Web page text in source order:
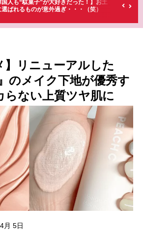
そんなものまで買っていくの？】日本のド
ストで韓国人が買うものがちょっと…
】リニューアルした
のメイク下地が優秀す
ない上質ツヤ肌に
月 5日